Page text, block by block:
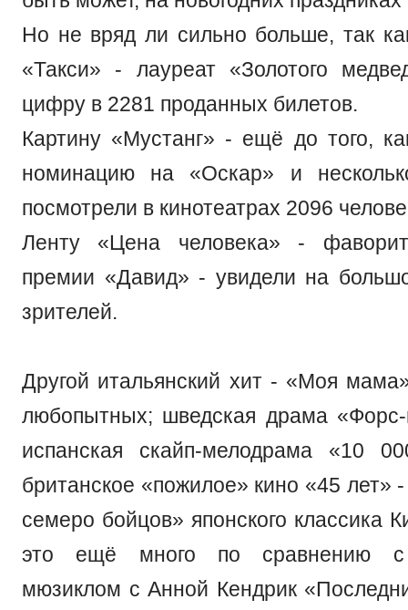
Но не вряд ли сильно больше, так
«Такси» - лауреат «Золотого
цифру в 2281 проданных билетов.
Картину «Мустанг» - ещё до того,
номинацию на «Оскар» и
посмотрели в кинотеатрах 2096
Ленту «Цена человека» -
премии «Давид» - увидели на
зрителей.
Другой итальянский хит - «Моя
любопытных; шведская драма
испанская скайп-мелодрама «10
британское «пожилое» кино «45 лет»
семеро бойцов» японского классика
это ещё много по сравнению с
мюзиклом с Анной Кендрик